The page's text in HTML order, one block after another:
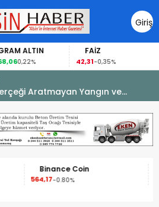
Giriş
Yap
ALTIN
0,22%
FAİZ
42,31-0,35%
Aratmayan Yangın ve
Binance Coin
564,17-0.80%